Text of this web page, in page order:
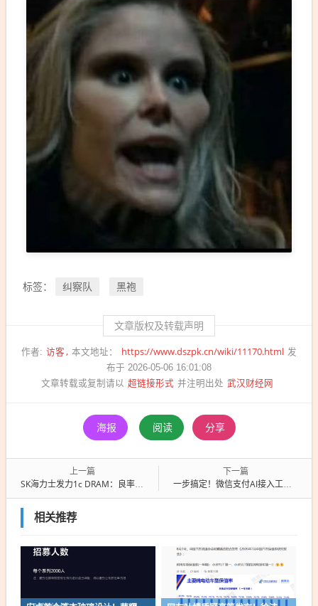
标签： 纠察队 黑袍
文章版权及转载声明
作者: 访客 本文地址： https://www.dszpk.cn/wiki/11170.html 发
布于 2026-05-06 16:01:08
文章转载或复制请以 超链接形式 并注明出处 武汉财经网
海报 阅读 分享
上一篇
SK海力士发力1c DRAM：良率已升至80% 年底将有19万片产能
下一篇
一步搞定！微信支付AI接入工具箱正式上线
相关推荐